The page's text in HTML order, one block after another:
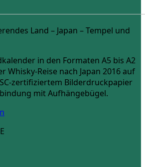
Land – Japan – Tempel und
in den Formaten A5 bis A2
Whisky-Reise nach Japan 2016 auf
zertifiziertem Bilderdruckpapier
mit Aufhängebügel.